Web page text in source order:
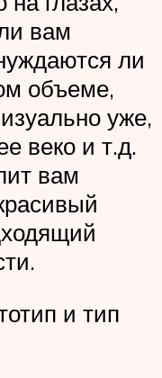
вам
ли
объеме,
уже,
веко и т.д.
вам
и тип